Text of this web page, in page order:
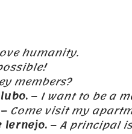
humanity.
members?
– I want to be a
Come visit my
lernejo.–A principal